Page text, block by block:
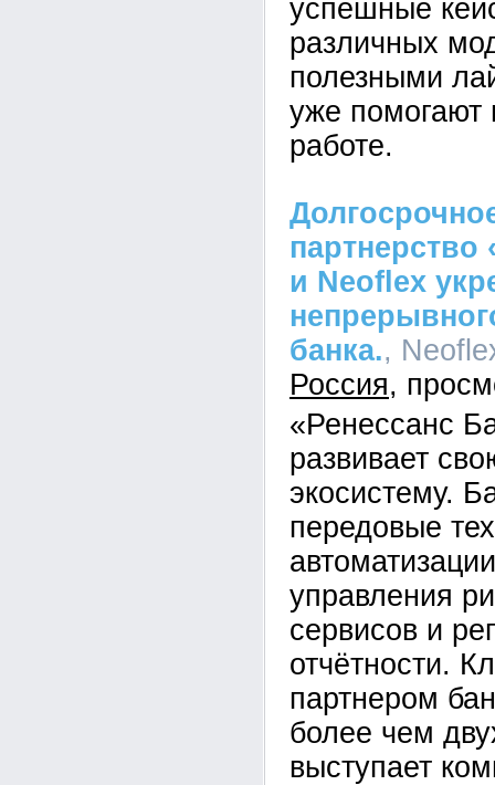
успешные
различных
полезными
уже помогают
работе.
партнерство
и Neoflex
банка.,
Россия
«Ренессанс
развивает
экосистему.
передовые
управления
сервисов и
отчётности.
партнером
более чем
выступает